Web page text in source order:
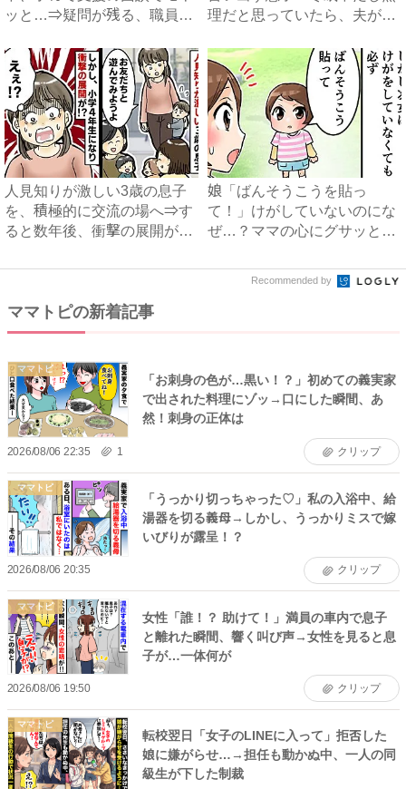
ッと…⇒疑問が残る、職員の
理だと思っていたら、夫がま
人見知りが激しい3歳の息子
を、積極的に交流の場へ⇒す
ると数年後、衝撃の展開が待
娘「ばんそうこうを貼っ
て！」けがしていないのにな
ぜ…？ママの心にグサッと刺
Recommended by
ママトピの新着記事
ママトピ
「お刺身の色が…黒い！？」初めての義実家
で出された料理にゾッ→口にした瞬間、あ
然！刺身の正体は
2026/08/06 22:35 1 クリップ
ママトピ
「うっかり切っちゃった♡」私の入浴中、給
湯器を切る義母→しかし、うっかりミスで嫁
いびりが露呈！？
2026/08/06 20:35 クリップ
ママトピ
女性「誰！？ 助けて！」満員の車内で息子
と離れた瞬間、響く叫び声→女性を見ると息
子が…一体何が
2026/08/06 19:50 クリップ
ママトピ
転校翌日「女子のLINEに入って」拒否した
娘に嫌がらせ…→担任も動かぬ中、一人の同
級生が下した制裁